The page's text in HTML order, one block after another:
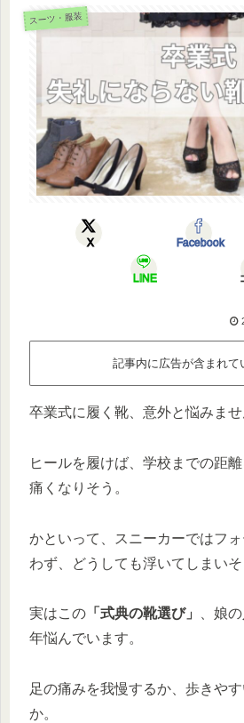
スーツ・服装
X Facebook
LINE
記事内に広告が含まれて
卒業式に履く靴、意外と悩みませ
ヒールを履けば、学校までの距
痛くなりそう。
かといって、スニーカーではフ
わず、どうしても浮いてしまいそ
実はこの 「式典の靴選び」
、娘
年悩んでいます。
足の痛みを我慢するか、歩きや
か。